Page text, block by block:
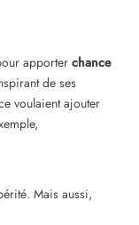
apporter chance
de ses
voulaient ajouter
Mais aussi,